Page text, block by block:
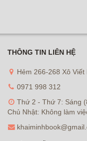
THÔNG TIN LIÊN HỆ
Hẻm 266-268 Xô
0971 998 312
Thứ 2 - Thứ 7: Sáng
Chủ Nhật: Không làm